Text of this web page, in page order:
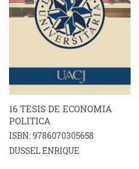
16 TESIS DE ECONOMIA
POLITICA
ISBN: 9786070305658
DUSSEL ENRIQUE